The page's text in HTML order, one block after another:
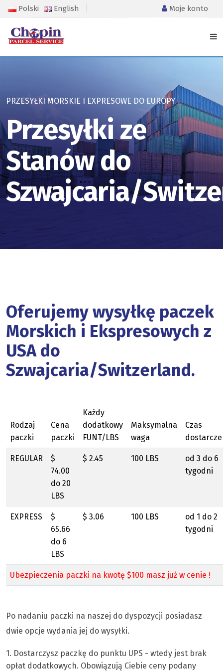
Polski English Moje konto
PRZESYŁKI MORSKIE I EXPRESOWE DO EUROPY
Przesyłki ze
Stanów do
Szwajcaria/
Oferujemy wysyłkę paczek
Morskich i Ekspresowych z
USA do
Szwajcaria/Switzerland.
Rodzaj
paczki
Cena
paczki
Każdy
dodatkowy
FUNT/LBS
Maksymalna
waga
Czas
REGULAR
$
74.00
do 20
LBS
$ 2.45 100 LBS
od 3 do 6
tygodni
EXPRESS
$
65.66
do 6
LBS
$ 3.06 100 LBS
od 1 do 2
tygodni
Ubezpieczenia paczki na kwotę $100 masz już w cenie !
Po nadaniu paczki na naszej do dyspozycji posiadasz
dwie opcje wydania jej do wysyłki.
1. Dostarczysz paczkę do punktu UPS - wtedy jest brak
opłat dodatkowych. Obowiązują Ciebie ceny podany